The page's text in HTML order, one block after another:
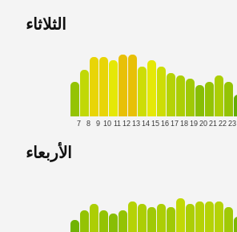
الثلاثاء
7 8 9 10 11 12 13 14 15 16 17 18 19 20 21 22 23
الأربعاء